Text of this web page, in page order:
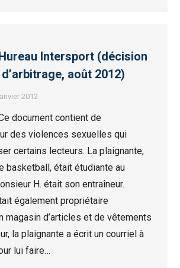
Intersport (décision
août 2012)
2012
document contient de
des violences sexuelles qui
certains lecteurs. La plaignante,
basketball, était étudiante au
H. était son entraîneur.
également propriétaire
magasin d’articles et de vêtements
la plaignante a écrit un courriel à
lui faire…